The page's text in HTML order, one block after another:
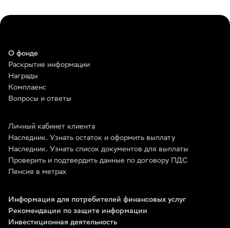
О фонде
Раскрытие информации
Награды
Комплаенс
Вопросы и ответы
Личный кабинет клиента
Наследник. Узнать остаток и оформить выплату
Наследник. Узнать список документов для выплаты
Проверить и подтвердить данные по договору ПДС
Пенсия в метрах
Информация для потребителей финансовых услуг
Рекомендации по защите информации
Инвестиционная деятельность